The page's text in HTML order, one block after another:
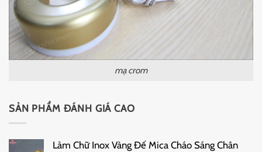
mạ crom
SẢN PHẨM ĐÁNH GIÁ CAO
Làm Chữ Inox Vàng Đế Mica Cháo Sáng Chân